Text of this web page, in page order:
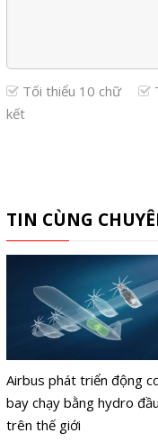
Tối thiểu 10 chữ
kết
TIN CÙNG
Airbus phát triển động
bay chạy bằng hydro
trên thế giới